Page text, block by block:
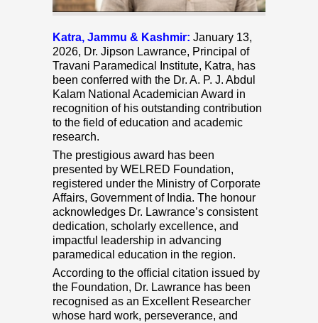
Katra, Jammu & Kashmir: January 13,
2026, Dr. Jipson Lawrance, Principal of
Travani Paramedical Institute, Katra, has
been conferred with the Dr. A. P. J. Abdul
Kalam National Academician Award in
recognition of his outstanding contribution
to the field of education and academic
research.
The prestigious award has been
presented by WELRED Foundation,
registered under the Ministry of Corporate
Affairs, Government of India. The honour
acknowledges Dr. Lawrance’s consistent
dedication, scholarly excellence, and
impactful leadership in advancing
paramedical education in the region.
According to the official citation issued by
the Foundation, Dr. Lawrance has been
recognised as an Excellent Researcher
whose hard work, perseverance, and